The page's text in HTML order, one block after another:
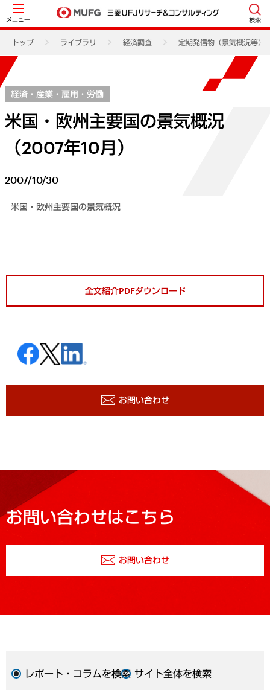
メニュー 検索
トップ ライブラリ 経済調査 定期発信物（景気概況等）
経済・産業・雇用・労働
米国・欧州主要国の景気概況
（2007年10月）
2007/10/30
米国・欧州主要国の景気概況
全文紹介PDFダウンロード
お問い合わせ
お問い合わせはこちら
お問い合わせ
レポート・コラムを検索 サイト全体を検索